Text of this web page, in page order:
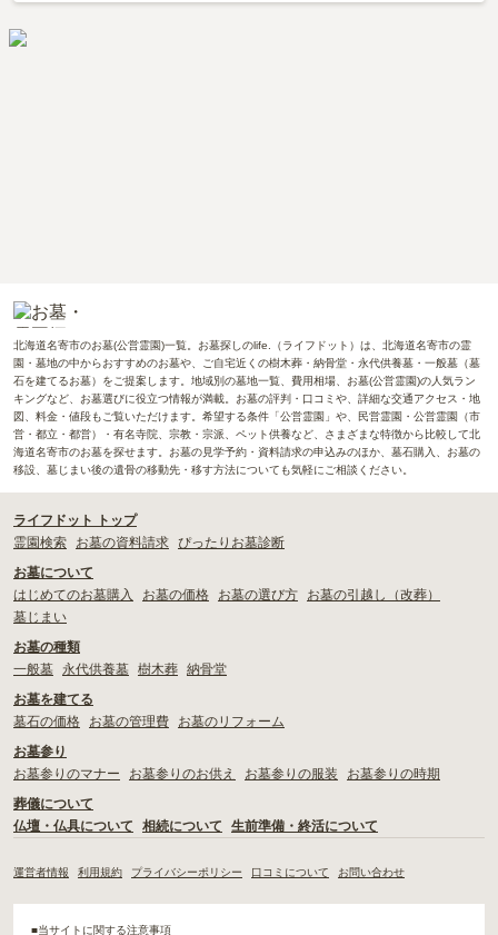
北海道名寄市のお墓(公営霊園)一覧。お墓探しのlife.（ライフドット）は、北海道名寄市の霊
園・墓地の中からおすすめのお墓や、ご自宅近くの樹木葬・納骨堂・永代供養墓・一般墓（墓
石を建てるお墓）をご提案します。地域別の墓地一覧、費用相場、お墓(公営霊園)の人気ラン
キングなど、お墓選びに役立つ情報が満載。お墓の評判・口コミや、詳細な交通アクセス・地
図、料金・値段もご覧いただけます。希望する条件「公営霊園」や、民営霊園・公営霊園（市
営・都立・都営）・有名寺院、宗教・宗派、ペット供養など、さまざまな特徴から比較して北
海道名寄市のお墓を探せます。お墓の見学予約・資料請求の申込みのほか、墓石購入、お墓の
移設、墓じまい後の遺骨の移動先・移す方法についても気軽にご相談ください。
ライフドット トップ
霊園検索
お墓の資料請求 ぴったりお墓診断
お墓について
はじめてのお墓購入
お墓の価格 お墓の選び方
お墓の引越し（改葬）
墓じまい
お墓の種類
一般墓
永代供養墓 樹木葬 納骨堂
お墓を建てる
墓石の価格
お墓の管理費
お墓のリフォーム
お墓参り
お墓参りのマナー
お墓参りのお供え お墓参りの服装
お墓参りの時期
葬儀について
仏壇・仏具について
相続について 生前準備・終活について
運営者情報 利用規約 プライバシーポリシー 口コミについて お問い合わせ
■当サイトに関する注意事項